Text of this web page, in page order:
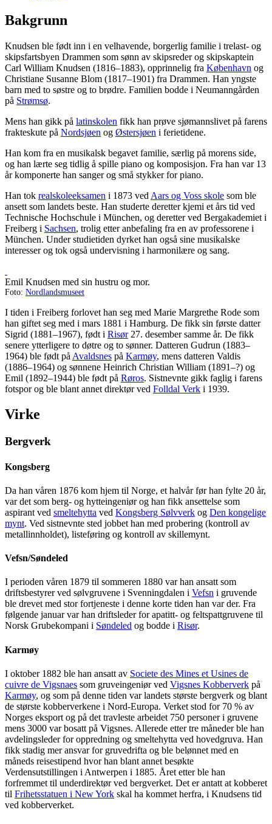
Bakgrunn
Knudsen ble født inn i en velhavende, borgerlig familie i trelast- og
skipsfartsbyen Drammen som sønn av skipsreder og skipskaptein
Carl William Knudsen (1816–1883), opprinnelig fra København og
Christiane Susanne Blom (1817–1901) fra Drammen. Han yngste
barn med to søstre og to brødre. Familien bodde i Neumanngården
på Strømsø.
Mens han gikk på latinskolen fikk han prøve sjømannslivet på farens
frakteskute på Nordsjøen og Østersjøen i ferietidene.
Han kom fra en musikalsk begavet familie, særlig på morens side,
og han lærte seg tidlig å spille piano og komposisjon. Fra han var 13
år komponerte han sanger og små stykker for piano.
Han tok realskoleeksamen i 1873 ved Aars og Voss skole som ble
ansett som landets beste. Han studerte deretter kjemi et års tid ved
Technische Hochschule i München, og deretter ved Bergakademiet i
Freiberg i Sachsen, trolig etter anbefaling fra en av professorene i
München. Under studietiden dyrket han også sine musikalske
interesser og tok også undervisning i harmonilære og sang.
Emil Knudsen med sin hustru og mor.
Foto: Nordlandsmuseet
I tiden i Freiberg forlovet han seg med Marie Margrethe Rode som
han giftet seg med i mars 1881 i Hamburg. De fikk sin første datter
Sigrid (1881–1967), født i Risør27. desember samme år. De fikk
senere ytterligere to døtre og to sønner. Datteren Gudrun (1883–
1964) ble født på Avaldsnes på Karmøy, mens datteren Valdis
(1886–1964) og sønnene Heinrich Christian William (1891–?) og
Emil (1892–1944) ble født på Røros. Sistnevnte gikk faglig i farens
fotspor og ble blant annet direktør ved Folldal Verk i 1939.
Virke
Bergverk
Kongsberg
Da han våren 1876 kom hjem til Norge, et halvår før han fylte 20 år,
var det som berg- og hytteingeniør og han fikk ansettelse som
aspirant ved smeltehytta ved Kongsberg Sølvverk og Den kongelige
mynt. Ved sistnevnte sted jobbet han med probering (kontroll av
metallinnholdet), listeføring og kontroll av skillemynt.
Vefsn/Søndeled
I perioden våren 1879 til sommeren 1880 var han ansatt som
driftsbestyrer ved sølvgruvene i Svenningdalen i Vefsn i gruvende
ble drevet med stor fortjeneste i denne korte tiden han var der. Fra
følgende januar var han driftsleder for apatitt- og feltspattgruvene til
Norsk Grubekompani i Søndeled og bodde i Risør.
Karmøy
I oktober 1882 ble han ansatt av Societe des Mines et Usines de
cuivre de Vigsnaes som gruveingeniør ved Vigsnes Kobberverk på
Karmøy, og som på denne tiden var landets største bergverk og blant
de største kobberverkene i Nord-Europa. Verket stod for 70 % av
Norges eksport og på det travleste arbeidet 750 personer i gruvene
mens 3000 var bosatt på Vigsnes. Allerede etter tre måneder ble han
avdelingsleder for oppredning og smeltehytta ved hovedgruva. Han
fikk stadig mer ansvar for gruvedrifta og ble belønnet med en
måneds reisestipend hvor han blant annet besøkte
Verdensutstillingen i Antwerpen i 1885. Året etter ble han
forfremmet til underdirektør ved bergverket. Det er antatt at kobberet
til Frihetsstatuen i New York skal ha kommet herfra, i Knudsens tid
ved kobberverket.